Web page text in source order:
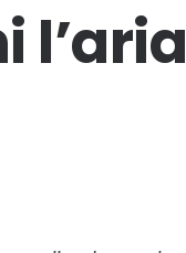
l’aria